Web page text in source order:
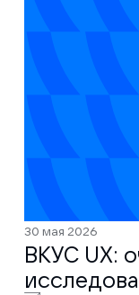
30 мая 2026
ВКУС UX: